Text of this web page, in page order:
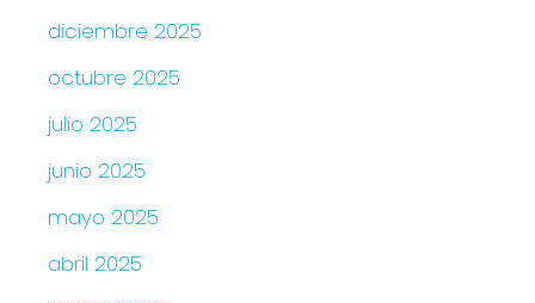
diciembre 2025
octubre 2025
julio 2025
junio 2025
mayo 2025
abril 2025